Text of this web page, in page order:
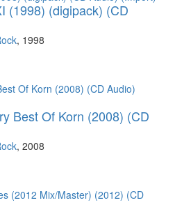
(1998) (digipack) (CD
, 1998
Best Of Korn (2008) (CD
, 2008